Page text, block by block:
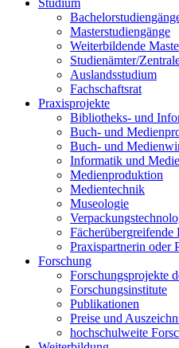
Studium
Masterstudiengänge
Weiterbildende
Studienämter/
Auslandsstudium
Fachschaftsrat
Praxisprojekte
Bibliotheks- und
Buch- und
Buch- und
Informatik und
Medienproduktion
Medientechnik
Museologie
Fächerübergreifende
Praxispartnerin oder
Forschung
Forschungsprojekte
Forschungsinstitute
Publikationen
Preise und
hochschulweite